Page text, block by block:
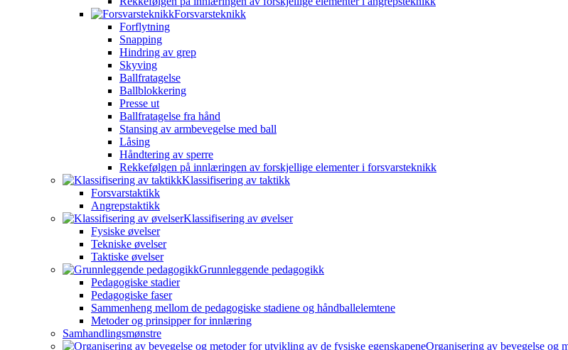
Forsvarsteknikk
Forflytning
Snapping
Hindring av grep
Skyving
Ballfratagelse
Ballblokkering
Presse ut
Ballfratagelse fra hånd
Stansing av armbevegelse med ball
Låsing
Håndtering av sperre
Rekkefølgen på innlæringen av forskjellige elementer i forsvarsteknikk
Klassifisering av taktikk
Forsvarstaktikk
Angrepstaktikk
Klassifisering av øvelser
Fysiske øvelser
Tekniske øvelser
Taktiske øvelser
Grunnleggende pedagogikk
Pedagogiske stadier
Pedagogiske faser
Sammenheng mellom de pedagogiske stadiene og håndballelemtene
Metoder og prinsipper for innlæring
Samhandlingsmønstre
Organisering av bevegelse og